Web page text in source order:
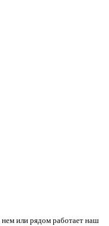
нем или рядом работает наш